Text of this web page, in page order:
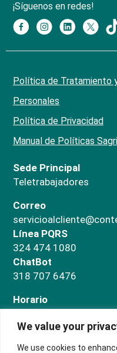
We value your
We use cookies to
¡Síguenos en redes!
Política de Tratamiento
Personales
Política de Privacidad
Manual de Políticas
Sede Principal
Teletrabajadores
Correo
Línea PQRS
324 474 1080
ChatBot
318 707 6476
Horario
Lunes a jueves de
7:00 a.m a 3:00 p.m